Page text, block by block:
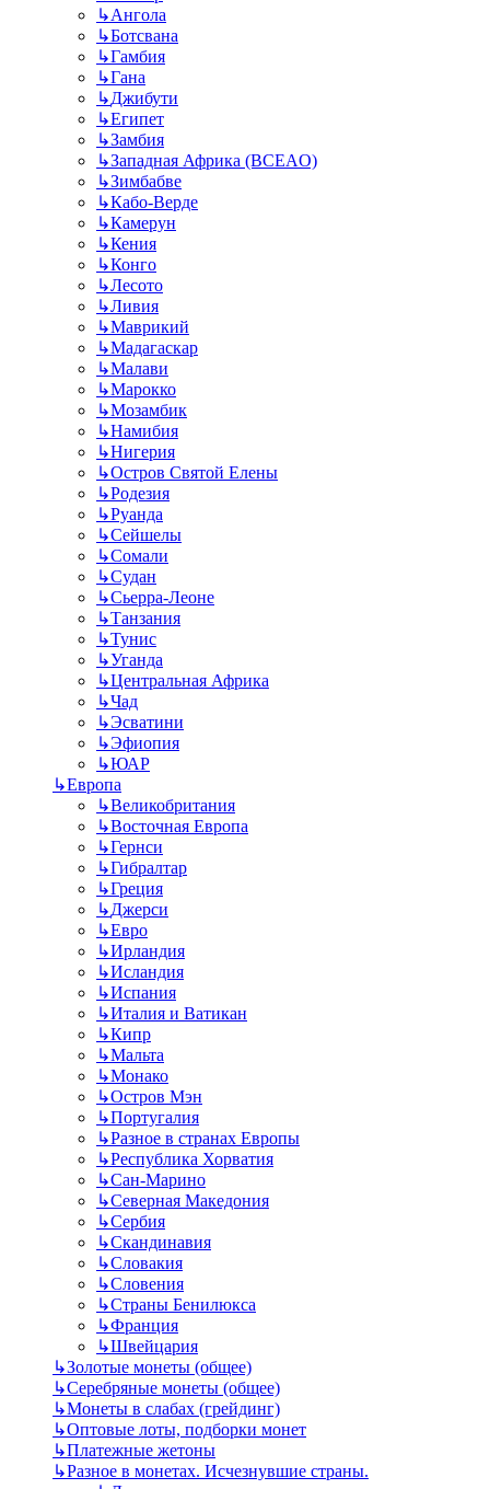
↳Ангола
↳Ботсвана
↳Гамбия
↳Гана
↳Джибути
↳Египет
↳Замбия
↳Западная Африка (BCEAO)
↳Зимбабве
↳Кабо-Верде
↳Камерун
↳Кения
↳Конго
↳Лесото
↳Ливия
↳Маврикий
↳Мадагаскар
↳Малави
↳Марокко
↳Мозамбик
↳Намибия
↳Нигерия
↳Остров Святой Елены
↳Родезия
↳Руанда
↳Сейшелы
↳Сомали
↳Судан
↳Сьерра-Леоне
↳Танзания
↳Тунис
↳Уганда
↳Центральная Африка
↳Чад
↳Эсватини
↳Эфиопия
↳ЮАР
↳Европа
↳Великобритания
↳Восточная Европа
↳Гернси
↳Гибралтар
↳Греция
↳Джерси
↳Евро
↳Ирландия
↳Исландия
↳Испания
↳Италия и Ватикан
↳Кипр
↳Мальта
↳Монако
↳Остров Мэн
↳Португалия
↳Разное в странах Европы
↳Республика Хорватия
↳Сан-Марино
↳Северная Македония
↳Сербия
↳Скандинавия
↳Словакия
↳Словения
↳Страны Бенилюкса
↳Франция
↳Швейцария
↳Золотые монеты (общее)
↳Серебряные монеты (общее)
↳Монеты в слабах (грейдинг)
↳Оптовые лоты, подборки монет
↳Платежные жетоны
↳Разное в монетах. Исчезнувшие страны.